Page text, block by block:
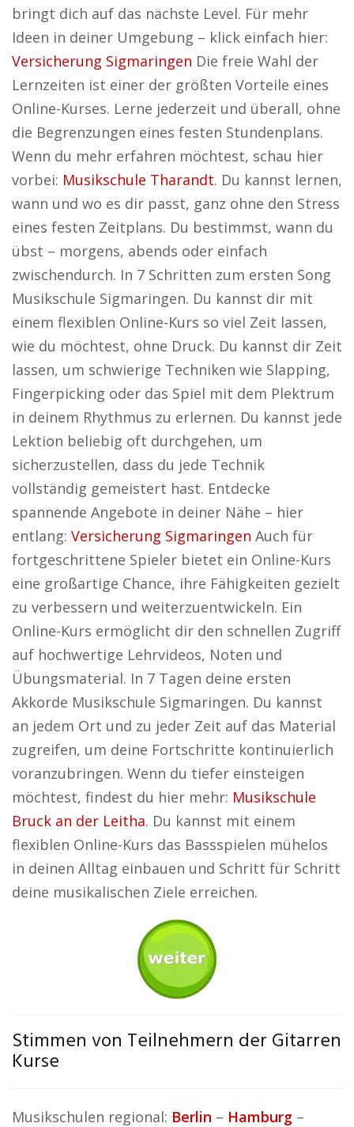
bringt dich auf das nächste Level. Für mehr
Ideen in deiner Umgebung – klick einfach hier:
Versicherung Sigmaringen Die freie Wahl der
Lernzeiten ist einer der größten Vorteile eines
Online-Kurses. Lerne jederzeit und überall, ohne
die Begrenzungen eines festen Stundenplans.
Wenn du mehr erfahren möchtest, schau hier
vorbei: Musikschule Tharandt. Du kannst lernen,
wann und wo es dir passt, ganz ohne den Stress
eines festen Zeitplans. Du bestimmst, wann du
übst – morgens, abends oder einfach
zwischendurch. In 7 Schritten zum ersten Song
Musikschule Sigmaringen. Du kannst dir mit
einem flexiblen Online-Kurs so viel Zeit lassen,
wie du möchtest, ohne Druck. Du kannst dir Zeit
lassen, um schwierige Techniken wie Slapping,
Fingerpicking oder das Spiel mit dem Plektrum
in deinem Rhythmus zu erlernen. Du kannst jede
Lektion beliebig oft durchgehen, um
sicherzustellen, dass du jede Technik
vollständig gemeistert hast. Entdecke
spannende Angebote in deiner Nähe – hier
entlang: Versicherung Sigmaringen Auch für
fortgeschrittene Spieler bietet ein Online-Kurs
eine großartige Chance, ihre Fähigkeiten gezielt
zu verbessern und weiterzuentwickeln. Ein
Online-Kurs ermöglicht dir den schnellen Zugriff
auf hochwertige Lehrvideos, Noten und
Übungsmaterial. In 7 Tagen deine ersten
Akkorde Musikschule Sigmaringen. Du kannst
an jedem Ort und zu jeder Zeit auf das Material
zugreifen, um deine Fortschritte kontinuierlich
voranzubringen. Wenn du tiefer einsteigen
möchtest, findest du hier mehr: Musikschule
Bruck an der Leitha. Du kannst mit einem
flexiblen Online-Kurs das Bassspielen mühelos
in deinen Alltag einbauen und Schritt für Schritt
deine musikalischen Ziele erreichen.
Stimmen von Teilnehmern der Gitarren
Kurse
Musikschulen regional: Berlin – Hamburg –